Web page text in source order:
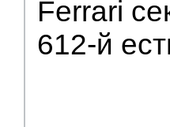
Ferrari
612-й